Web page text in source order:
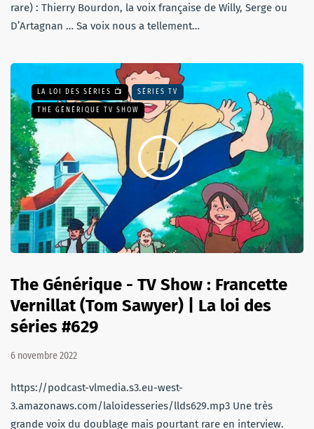
rare) : Thierry Bourdon, la voix française de Willy, Serge ou
D’Artagnan … Sa voix nous a tellement…
LA LOI DES SÉRIES 📺 SÉRIES TV
THE GÉNÉRIQUE TV SHOW
The Générique - TV Show : Francette
Vernillat (Tom Sawyer) | La loi des
séries #629
6 novembre 2022
https://podcast-vlmedia.s3.eu-west-
3.amazonaws.com/laloidesseries/llds629.mp3 Une très
grande voix du doublage mais pourtant rare en interview.